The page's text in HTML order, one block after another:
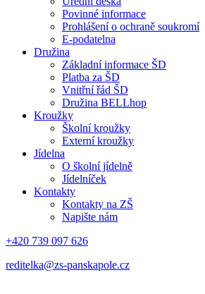
Povinné informace
Prohlášení o ochraně soukromí
E-podatelna
Družina
Základní informace ŠD
Platba za ŠD
Vnitřní řád ŠD
Družina BELLhop
Kroužky
Školní kroužky
Externí kroužky
Jídelna
O školní jídelně
Jídelníček
Kontakty
Kontakty na ZŠ
Napište nám
+420 739 097 626
reditelka@zs-panskapole.cz